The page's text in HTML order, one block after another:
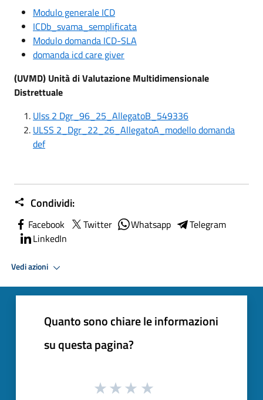
Modulo generale ICD
ICDb_svama_semplificata
Modulo domanda ICD-SLA
domanda icd care giver
(UVMD) Unità di Valutazione Multidimensionale
Distrettuale
Ulss 2 Dgr_96_25_AllegatoB_549336
ULSS 2_Dgr_22_26_AllegatoA_modello domanda
def
Condividi:
Facebook Twitter Whatsapp
Telegram
LinkedIn
Vedi azioni
Quanto sono chiare le informazioni
su questa pagina?